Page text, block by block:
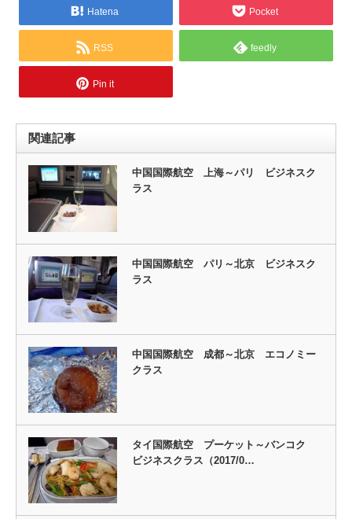
Hatena Pocket
RSS feedly
Pin it
関連記事
中国国際航空 上海～パリ ビジネスク
ラス
中国国際航空 パリ～北京 ビジネスク
ラス
中国国際航空 成都～北京 エコノミー
クラス
タイ国際航空 プーケット～バンコク
ビジネスクラス（2017/0…